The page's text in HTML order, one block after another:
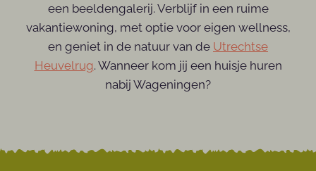
een beeldengalerij. Verblijf in een ruime
vakantiewoning, met optie voor eigen wellness,
en geniet in de natuur van de Utrechtse
Heuvelrug. Wanneer kom jij een huisje huren
nabij Wageningen?